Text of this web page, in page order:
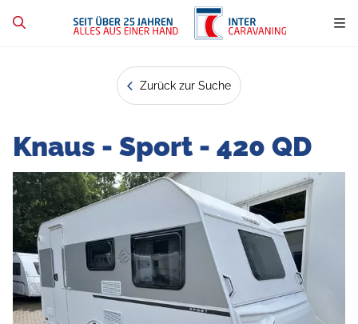
Zurück zur Suche
Knaus - Sport - 420 QD